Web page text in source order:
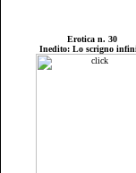
Erotica n. 30
Inedito: Lo scrigno